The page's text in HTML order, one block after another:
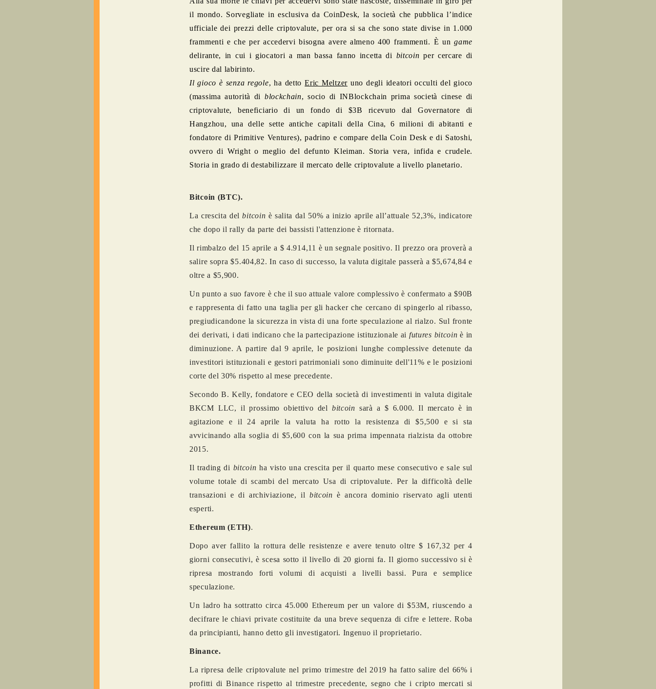
il mondo. Sorvegliate in esclusiva da CoinDesk, la società che pubblica l’indice
ufficiale dei prezzi delle criptovalute, per ora si sa che sono state divise in 1.000
frammenti e che per accedervi bisogna avere almeno 400 frammenti. È ungame
delirante, in cui i giocatori a man bassa fanno incetta di bitcoin per cercare di
uscire dal labirinto.
Il gioco è senza regole, ha dettoEric Meltzer uno degli ideatori occulti del gioco
(massima autorità di blockchain, socio di INBlockchain prima società cinese di
criptovalute, beneficiario di un fondo di $3B ricevuto dal Governatore di
Hangzhou, una delle sette antiche capitali della Cina, 6 milioni di abitanti e
fondatore di Primitive Ventures), padrino e compare della Coin Desk e di Satoshi,
ovvero di Wright o meglio del defunto Kleiman. Storia vera, infida e crudele.
Storia in grado di destabilizzare il mercato delle criptovalute a livello planetario.
Bitcoin (BTC).
La crescita delbitcoin è salita dal 50% a inizio aprile all’attuale 52,3%, indicatore
che dopo il rally da parte dei bassisti l'attenzione è ritornata.
Il rimbalzo del 15 aprile a $ 4.914,11 è un segnale positivo. Il prezzo ora proverà a
salire sopra $5.404,82. In caso di successo, la valuta digitale passerà a $5,674,84 e
oltre a $5,900.
Un punto a suo favore è che il suo attuale valore complessivo è confermato a $90B
e rappresenta di fatto una taglia per gli hacker che cercano di spingerlo al ribasso,
pregiudicandone la sicurezza in vista di una forte speculazione al rialzo. Sul fronte
dei derivati, i dati indicano che la partecipazione istituzionale ai futures bitcoin è in
diminuzione. A partire dal 9 aprile, le posizioni lunghe complessive detenute da
investitori istituzionali e gestori patrimoniali sono diminuite dell'11% e le posizioni
corte del 30% rispetto al mese precedente.
Secondo B. Kelly, fondatore e CEO della società di investimenti in valuta digitale
BKCM LLC, il prossimo obiettivo del bitcoin sarà a $ 6.000. Il mercato è in
agitazione e il 24 aprile la valuta ha rotto la resistenza di $5,500 e si sta
avvicinando alla soglia di $5,600 con la sua prima impennata rialzista da ottobre
2015.
Il trading di bitcoin ha visto una crescita per il quarto mese consecutivo e sale sul
volume totale di scambi del mercato Usa di criptovalute. Per la difficoltà delle
transazioni e di archiviazione, il bitcoin è ancora dominio riservato agli utenti
esperti.
Ethereum (ETH).
Dopo aver fallito la rottura delle resistenze e avere tenuto oltre $ 167,32 per 4
giorni consecutivi, è scesa sotto il livello di 20 giorni fa. Il giorno successivo si è
ripresa mostrando forti volumi di acquisti a livelli bassi. Pura e semplice
speculazione.
Un ladro ha sottratto circa 45.000 Ethereum per un valore di $53M, riuscendo a
decifrare le chiavi private costituite da una breve sequenza di cifre e lettere. Roba
da principianti, hanno detto gli investigatori. Ingenuo il proprietario.
Binance.
La ripresa delle criptovalute nel primo trimestre del 2019 ha fatto salire del 66% i
profitti di Binance rispetto al trimestre precedente, segno che i cripto mercati si